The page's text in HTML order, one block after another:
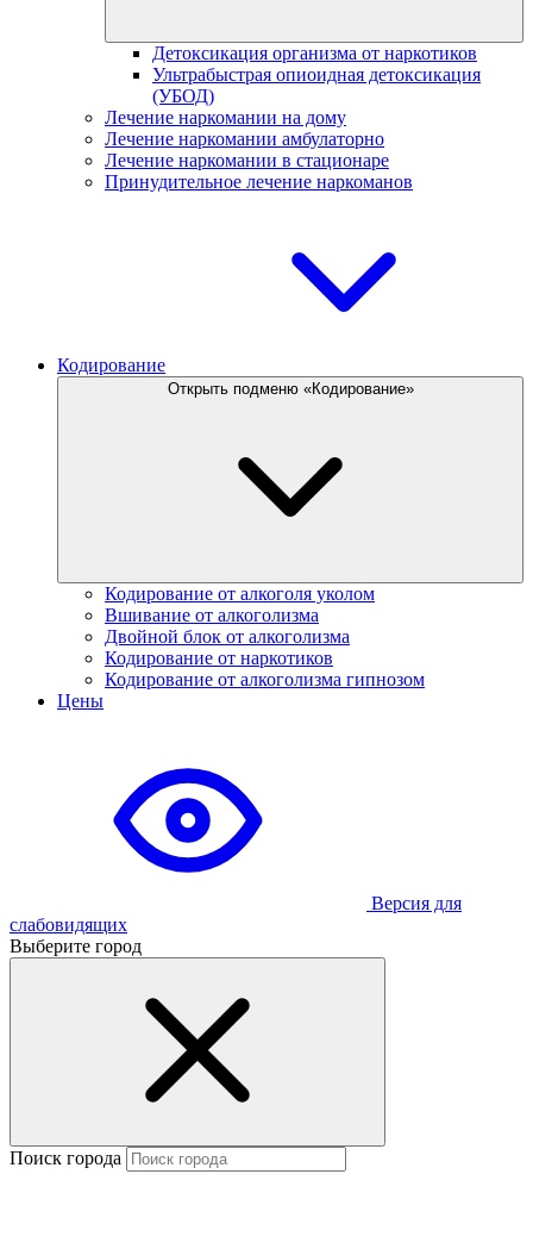
Детоксикация организма от наркотиков
Ультрабыстрая опиоидная детоксикация
(УБОД)
Лечение наркомании на дому
Лечение наркомании амбулаторно
Лечение наркомании в стационаре
Принудительное лечение наркоманов
Кодирование
Открыть подменю «Кодирование»
Кодирование от алкоголя уколом
Вшивание от алкоголизма
Двойной блок от алкоголизма
Кодирование от наркотиков
Кодирование от алкоголизма гипнозом
Цены
Версия для
слабовидящих
Выберите город
Поиск города